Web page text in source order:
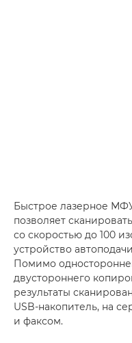
Быстрое лазерное
позволяет
со скоростью до 100
устройство
Помимо
двустороннего
результаты
USB-накопитель, на
и факсом.